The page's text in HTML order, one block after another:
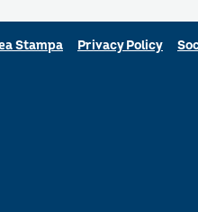
Stampa Privacy Policy